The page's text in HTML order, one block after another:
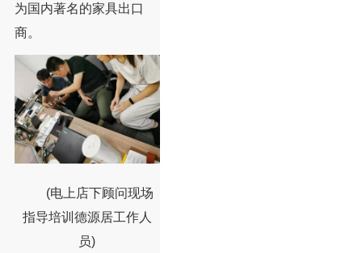
为国内著名的家具出口
商。
(电上店下顾问现场
指导培训德源居工作人
员)